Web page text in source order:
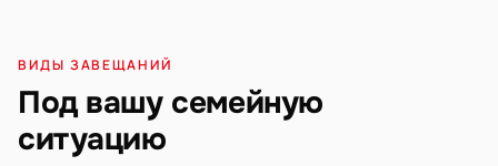
ВИДЫ ЗАВЕЩАНИЙ
Под вашу семейную
ситуацию